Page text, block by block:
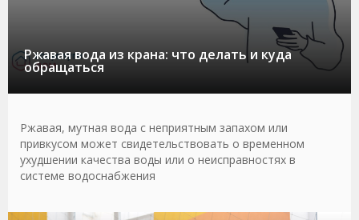
Ржавая вода из крана: что делать и куда
обращаться
Ржавая, мутная вода с неприятным запахом или
привкусом может свидетельствовать о временном
ухудшении качества воды или о неисправностях в
системе водоснабжения